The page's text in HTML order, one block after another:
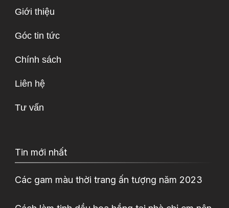
Giới thiệu
Góc tin tức
Chính sách
Liên hệ
Tư vấn
Tin mới nhất
Các gam màu thời trang ấn tượng năm 2023